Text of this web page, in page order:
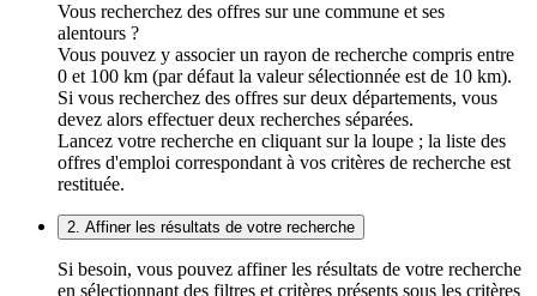
Vous recherchez des offres sur une commune et ses
alentours ?
Vous pouvez y associer un rayon de recherche compris entre
0 et 100 km (par défaut la valeur sélectionnée est de 10 km).
Si vous recherchez des offres sur deux départements, vous
devez alors effectuer deux recherches séparées.
Lancez votre recherche en cliquant sur la loupe ; la liste des
offres d'emploi correspondant à vos critères de recherche est
restituée.
2. Affiner les résultats de votre recherche
Si besoin, vous pouvez affiner les résultats de votre recherche
en sélectionnant des filtres et critères présents sous les critères